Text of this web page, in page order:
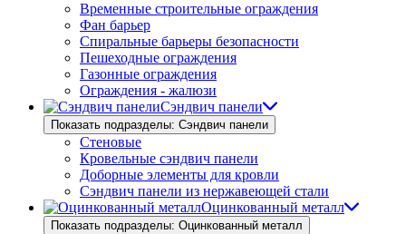
Временные строительные ограждения
Фан барьер
Спиральные барьеры безопасности
Пешеходные ограждения
Газонные ограждения
Ограждения - жалюзи
Сэндвич панели
Показать подразделы: Сэндвич панели
Стеновые
Кровельные сэндвич панели
Доборные элементы для кровли
Сэндвич панели из нержавеющей стали
Оцинкованный металл
Показать подразделы: Оцинкованный металл